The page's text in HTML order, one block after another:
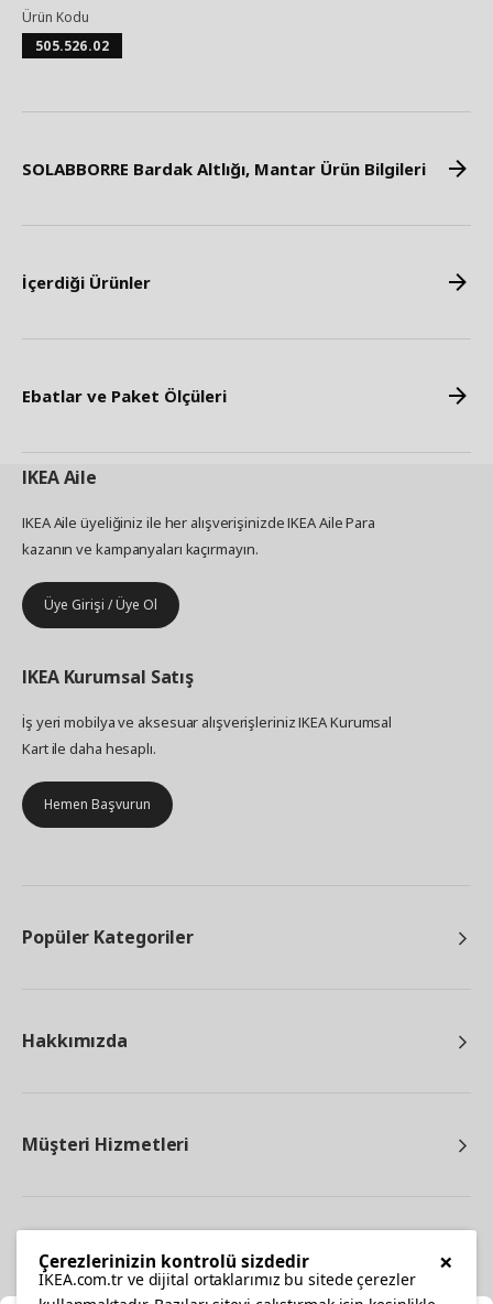
Ürün Kodu
505.526.02
SOLABBORRE Bardak Altlığı, Mantar Ürün Bilgileri
İçerdiği Ürünler
Ebatlar ve Paket Ölçüleri
IKEAAile
IKEA Aile üyeliğiniz ile her alışverişinizde IKEA Aile Para
kazanın ve kampanyaları kaçırmayın.
Üye Girişi / Üye Ol
IKEA Kurumsal Satış
İş yeri mobilya ve aksesuar alışverişleriniz IKEA Kurumsal
Kart ile daha hesaplı.
Hemen Başvurun
Popüler Kategoriler
Hakkımızda
Müşteri Hizmetleri
×
Çerezlerinizin kontrolü sizdedir
IKEA.com.tr ve dijital ortaklarımız bu sitede çerezler